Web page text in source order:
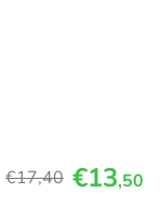
€17,40 €13,50